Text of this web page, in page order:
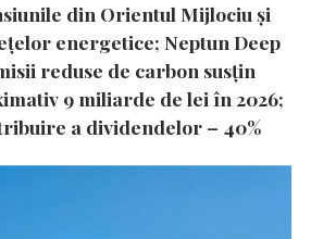
din Orientul Mijlociu și
energetice; Neptun Deep
reduse de carbon susțin
9 miliarde de lei în 2026;
a dividendelor – 40%